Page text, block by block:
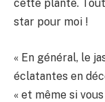
cette plante.
star pour moi !
« En général, le
éclatantes en
« et même si